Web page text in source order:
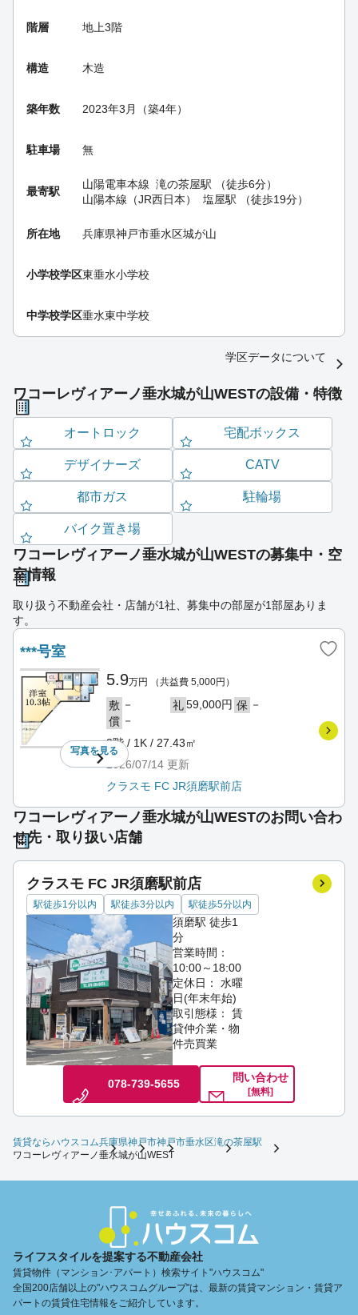
階層 地上3階
構造 木造
築年数 2023年3月（築4年）
駐車場 無
最寄駅
山陽電車本線 滝の茶屋駅 （徒歩6分）
山陽本線（JR西日本）
塩屋駅 （徒歩19分）
所在地 兵庫県神戸市垂水区城が山
小学校学区東垂水小学校
中学校学区垂水東中学校
学区データについて
ワコーレヴィアーノ垂水城が山WESTの設備・特徴
オートロック 宅配ボックス
デザイナーズ CATV
都市ガス 駐輪場
バイク置き場
ワコーレヴィアーノ垂水城が山WESTの募集中・空
室情報
取り扱う不動産会社・店舗が1社、募集中の部屋が1部屋ありま
す。
***号室
写真を見る
5.9万円 （共益費 5,000円）
敷 － 礼59,000円 保 －
償 －
3階 / 1K / 27.43㎡
2026/07/14 更新
クラスモ FC JR須磨駅前店
ワコーレヴィアーノ垂水城が山WESTのお問い合わ
せ先・取り扱い店舗
クラスモ FC JR須磨駅前店
駅徒歩1分以内 駅徒歩3分以内 駅徒歩5分以内
須磨駅 徒歩1
分
営業時間：
10:00～18:00
定休日： 水曜
日(年末年始)
取引態様： 賃
貸仲介業・物
件売買業
078-739-5655 問い合わせ
[無料]
賃貸ならハウスコム兵庫県神戸市神戸市垂水区滝の茶屋駅
ワコーレヴィアーノ垂水城が山WEST
ライフスタイルを提案する不動産会社
賃貸物件（マンション･アパート）検索サイト"ハウスコム"
全国200店舗以上の"ハウスコムグループ"は、最新の賃貸マンション・賃貸ア
パートの賃貸住宅情報をご紹介しています。